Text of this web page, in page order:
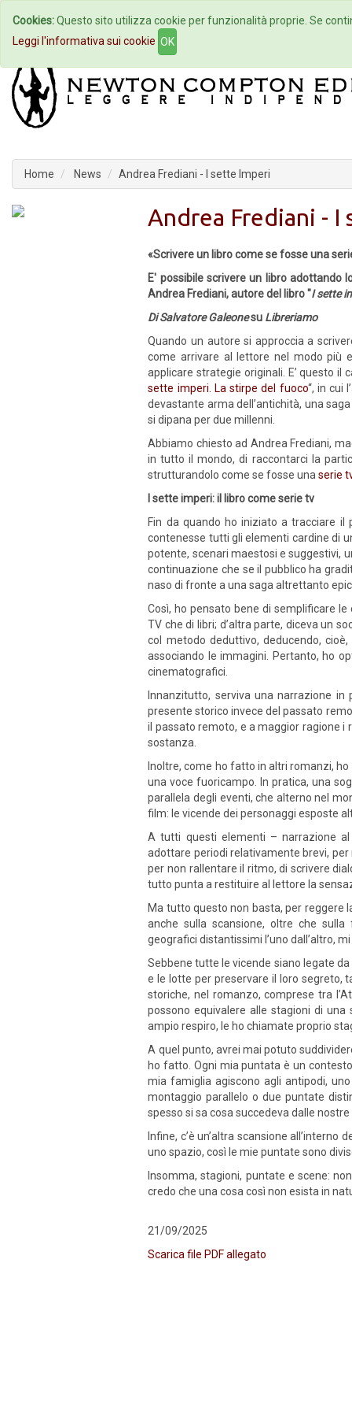
Home Autori Eventi
Home News Andrea Frediani - I sette Imperi
Andrea Frediani -
«Scrivere un libro come se fosse una
E' possibile scrivere un libro adottando
Andrea Frediani, autore del libro "I sette
Di Salvatore Galeonesu Libreriamo
Quando un autore si approccia a
come arrivare al lettore nel modo più
applicare strategie originali. E’ questo il
sette imperi. La stirpe del fuoco“, in cui
devastante arma dell’antichità, una
si dipana per due millenni.
Abbiamo chiesto ad Andrea Frediani,
in tutto il mondo, di raccontarci la
strutturandolo come se fosse unaserie
I sette imperi: il libro come serie tv
Fin da quando ho iniziato a tracciare il
contenesse tutti gli elementi cardine di
potente, scenari maestosi e suggestivi,
continuazione che se il pubblico ha
naso di fronte a una saga altrettanto
Così, ho pensato bene di semplificare
TV che di libri; d’altra parte, diceva un
col metodo deduttivo, deducendo,
associando le immagini. Pertanto, ho
cinematografici.
Innanzitutto, serviva una narrazione
presente storico invece del passato
il passato remoto, e a maggior ragione i
sostanza.
Inoltre, come ho fatto in altri romanzi,
una voce fuoricampo. In pratica, una
parallela degli eventi, che alterno nel
film: le vicende dei personaggi esposte
A tutti questi elementi – narrazione
adottare periodi relativamente brevi,
per non rallentare il ritmo, di scrivere
tutto punta a restituire al lettore la
Ma tutto questo non basta, per reggere
anche sulla scansione, oltre che
geografici distantissimi l’uno dall’altro,
Sebbene tutte le vicende siano legate
e le lotte per preservare il loro segreto,
storiche, nel romanzo, comprese tra
possono equivalere alle stagioni di
ampio respiro, le ho chiamate proprio
A quel punto, avrei mai potuto
ho fatto. Ogni mia puntata è un
mia famiglia agiscono agli antipodi,
montaggio parallelo o due puntate
spesso si sa cosa succedeva dalle
Infine, c’è un’altra scansione
uno spazio, così le mie puntate sono
Insomma, stagioni, puntate e scene:
credo che una cosa così non esista in
21/09/2025
Scarica file PDF allegato
Cookies:Questo sito utilizza cookie per funzionalità proprie. Se
Leggi l'informativa sui cookie OK